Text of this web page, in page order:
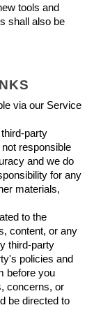
tools and
shall also be
via our Service
party
responsible
and we do
for any
materials,
to the
content, or any
third-party
policies and
before you
concerns, or
be directed to